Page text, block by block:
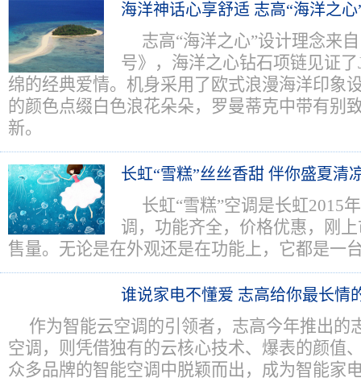
海洋神话心享舒适 志高“海洋之心
志高“海洋之心”设计理念来
号》，海洋之心钻石项链见证
绵的经典爱情。机身采用了欧式浪漫海洋印象
的颜色点缀白色浪花朵朵，罗曼蒂克中带有别
新。
长虹“雪糕”丝丝香甜 伴你盛夏清
长虹“雪糕”空调是长虹2015
调，功能齐全，价格优惠，刚
售量。无论是在外观还是在功能上，它都是一
谁说家电不懂爱 志高给你最长情
作为智能云空调的引领者，志高今年推出的
空调，则凭借独有的云核心技术、爆表的颜值
众多品牌的智能空调中脱颖而出，成为智能家